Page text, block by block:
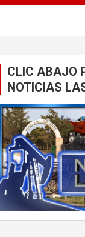
CLIC ABAJO
NOTICIAS